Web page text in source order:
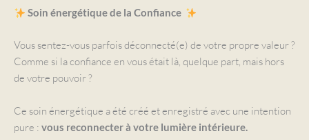
Soin énergétique de la Confiance
Vous sentez-vous parfois déconnecté(e) de votre propre valeur ?
Comme si la confiance en vous était là, quelque part, mais hors
de votre pouvoir ?
Ce soin énergétique a été créé et enregistré avec une intention
pure : vous reconnecter à votre lumière intérieure.